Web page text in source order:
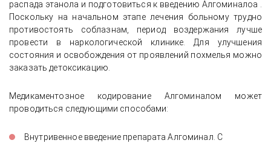
распада этанола и подготовиться к введению Алгоминалоа .
Поскольку на начальном этапе лечения больному трудно
противостоять соблазнам, период воздержания лучше
провести в наркологической клинике. Для улучшения
состояния и освобождения от проявлений похмелья можно
заказать детоксикацию.
Медикаментозное кодирование Алгоминалом может
проводиться следующими способами:
Внутривенное введение препарата Алгоминал. С